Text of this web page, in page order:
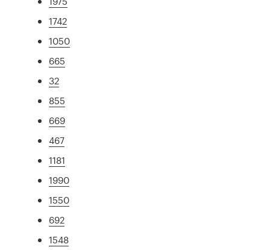
1742
1050
665
32
855
669
467
1181
1990
1550
692
1548